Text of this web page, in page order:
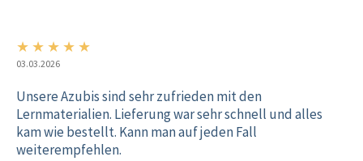
★ ★ ★ ★ ★
03.03.2026
Unsere Azubis sind sehr zufrieden mit den
Lernmaterialien. Lieferung war sehr schnell und alles
kam wie bestellt. Kann man auf jeden Fall
weiterempfehlen.